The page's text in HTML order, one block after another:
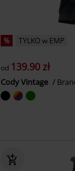
% TYLKO w EMP
od 139.90 zł
Cody Vintage